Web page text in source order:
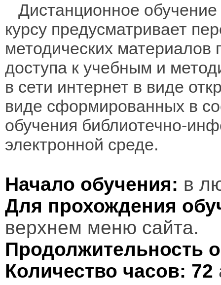
Дистанционное
курсу предусматривает
методических материалов
доступа к учебным и
в сети интернет в виде
виде сформированных в
обучения библиотечно-
электронной среде.
Начало обучения: в
Для прохождения
верхнем меню сайта.
Продолжительность
Количество часов: 72